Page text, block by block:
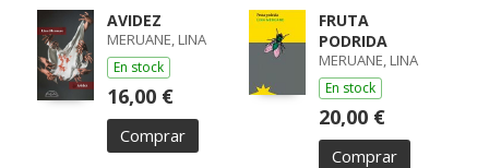
AVIDEZ
MERUANE, LINA
En stock
16,00 €
Comprar
FRUTA
PODRIDA
MERUANE, LINA
En stock
20,00 €
Comprar